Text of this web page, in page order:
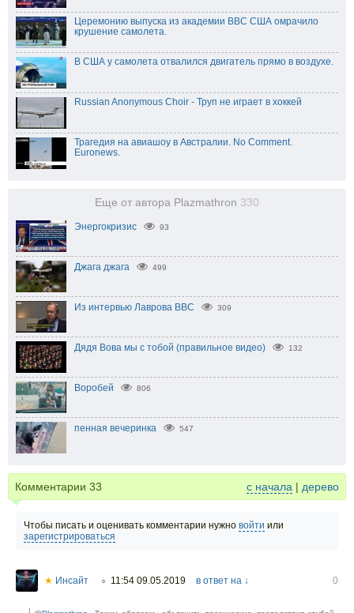
Церемонию выпуска из академии ВВС США омрачило
крушение самолета.
В США у самолета отвалился двигатель прямо в воздухе.
Russian Anonymous Choir - Труп не играет в хоккей
Трагедия на авиашоу в Австралии. No Comment.
Euronews.
Еще от автора Plazmathron 330
Энергокризис 93
Джага джага 499
Из интервью Лаврова ВВС 309
Дядя Вова мы с тобой (правильное видео) 132
Воробей 806
пенная вечеринка 547
Комментарии 33 с начала | дерево
Чтобы писать и оценивать комментарии нужно войти или
зарегистрироваться
★ Инсайт ○ 11:54 09.05.2019 в ответ на ↓ 0